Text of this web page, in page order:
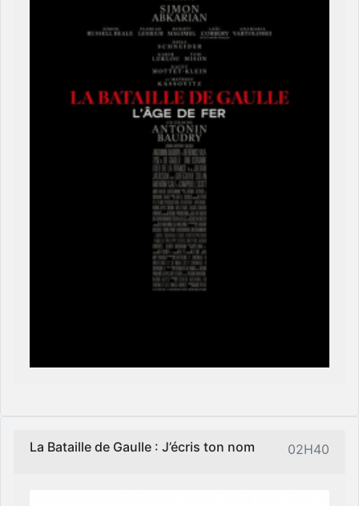
La Bataille de Gaulle : J’écris ton nom 02H40